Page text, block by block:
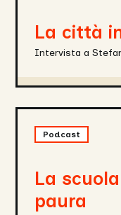
La città
Intervista a
Podcast
La
paura
scuola
della
paura